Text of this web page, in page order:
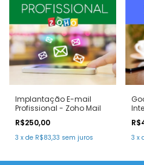
Implantação E-mail
Profissional - Zoho Mail
R$250,00
3 x de R$83,33 sem juros 3 x